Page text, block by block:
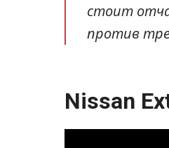
стоит
против
Nissan